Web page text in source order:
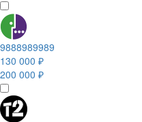
9888989989
130 000 ₽
200 000 ₽